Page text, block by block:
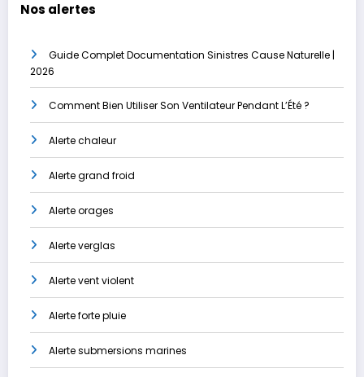
Nos alertes
Guide Complet Documentation Sinistres Cause Naturelle |
2026
Comment Bien Utiliser Son Ventilateur Pendant L’Été ?
Alerte chaleur
Alerte grand froid
Alerte orages
Alerte verglas
Alerte vent violent
Alerte forte pluie
Alerte submersions marines